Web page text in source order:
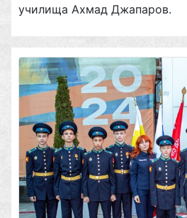
училища Ахмад Джапаров.